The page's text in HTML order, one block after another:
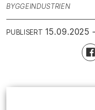
BYGGEINDUSTRIEN
PUBLISERT 15.09.2025